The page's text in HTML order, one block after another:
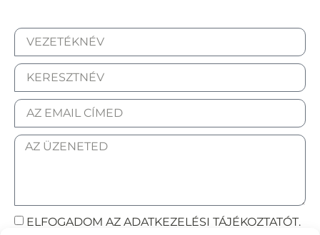
ELFOGADOM AZ ADATKEZELÉSI TÁJÉKOZTATÓT.